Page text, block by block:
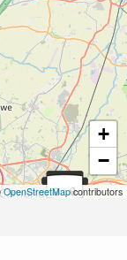
+
−
OpenStreetMapcontributors